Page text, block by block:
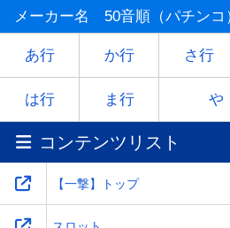
マ ミ ム
ヤ - ユ
ラ リ
ワ -
メーカー名 50音順（パチンコ
あ行 か行 さ行
は行 ま行
コンテンツリスト
【一撃】トップ